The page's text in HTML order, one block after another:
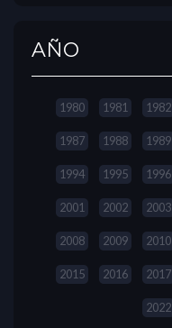
AÑO
1980 1981 1982
1987 1988 1989
1994 1995 1996
2001 2002 2003
2008 2009 2010
2015 2016 2017
2022